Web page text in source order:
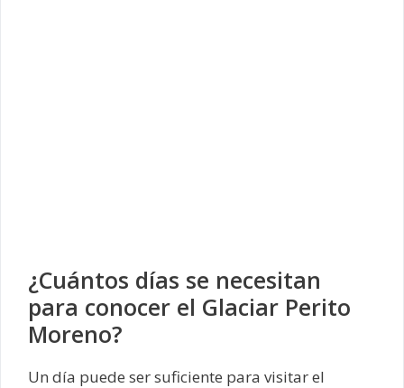
¿Cuántos días se necesitan
para conocer el Glaciar Perito
Moreno?
Un día puede ser suficiente para visitar el